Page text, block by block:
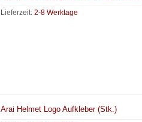
Lieferzeit:2-8 Werktage
Arai Helmet Logo Aufkleber (Stk.)